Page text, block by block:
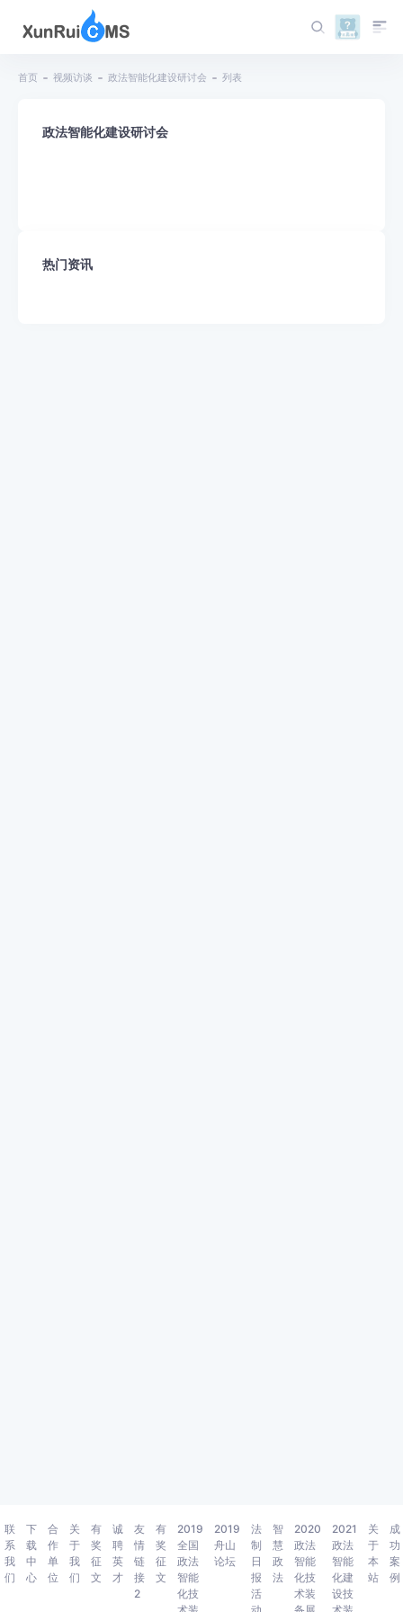
首页 视频访谈 政法智能化建设研讨会 列表
政法智能化建设研讨会
热门资讯
联
系
我
们
下
载
中
心
合
作
单
位
关
于
我
们
有
奖
征
文
诚
聘
英
才
友
情
链
接
2
有
奖
征
文
2019
全国
政法
智能
化技
2019
舟山
论坛
法
制
日
报
活
智
慧
政
法
2020
政法
智能
化技
术装
2021
政法
智能
化建
设技
关
于
本
站
成
功
案
例